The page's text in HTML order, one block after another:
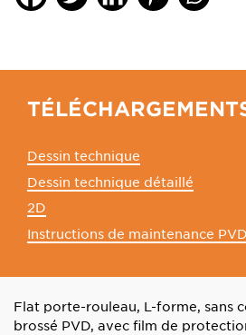
Dessin technique
Dessin technique détaillé
2D
Instructions de maintenance PVD
Flat porte-rouleau, L-forme, sans
brossé PVD, avec film de